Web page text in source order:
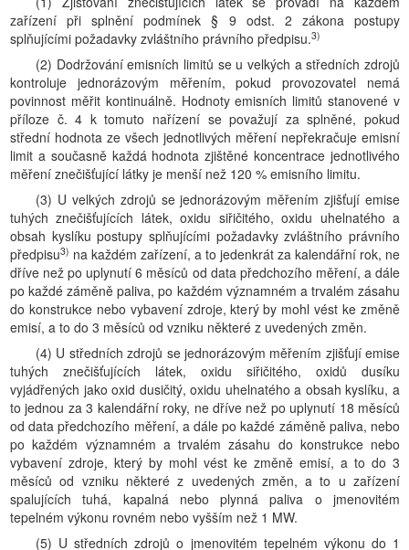
zařízení při splnění podmínek § 9 odst. 2 zákona postupy
splňujícími požadavky zvláštního právního předpisu.3)
(2) Dodržování emisních limitů se u velkých a středních zdrojů
kontroluje jednorázovým měřením, pokud provozovatel nemá
povinnost měřit kontinuálně. Hodnoty emisních limitů stanovené v
příloze č. 4 k tomuto nařízení se považují za splněné, pokud
střední hodnota ze všech jednotlivých měření nepřekračuje emisní
limit a současně každá hodnota zjištěné koncentrace jednotlivého
měření znečišťující látky je menší než 120 % emisního limitu.
(3) U velkých zdrojů se jednorázovým měřením zjišťují emise
tuhých znečišťujících látek, oxidu siřičitého, oxidu uhelnatého a
obsah kyslíku postupy splňujícími požadavky zvláštního právního
předpisu3) na každém zařízení, a to jedenkrát za kalendářní rok, ne
dříve než po uplynutí 6 měsíců od data předchozího měření, a dále
po každé záměně paliva, po každém významném a trvalém zásahu
do konstrukce nebo vybavení zdroje, který by mohl vést ke změně
emisí, a to do 3 měsíců od vzniku některé z uvedených změn.
(4) U středních zdrojů se jednorázovým měřením zjišťují emise
tuhých znečišťujících látek, oxidu siřičitého, oxidů dusíku
vyjádřených jako oxid dusičitý, oxidu uhelnatého a obsah kyslíku, a
to jednou za 3 kalendářní roky, ne dříve než po uplynutí 18 měsíců
od data předchozího měření, a dále po každé záměně paliva, nebo
po každém významném a trvalém zásahu do konstrukce nebo
vybavení zdroje, který by mohl vést ke změně emisí, a to do 3
měsíců od vzniku některé z uvedených změn, a to u zařízení
spalujících tuhá, kapalná nebo plynná paliva o jmenovitém
tepelném výkonu rovném nebo vyšším než 1 MW.
(5) U středních zdrojů o jmenovitém tepelném výkonu do 1